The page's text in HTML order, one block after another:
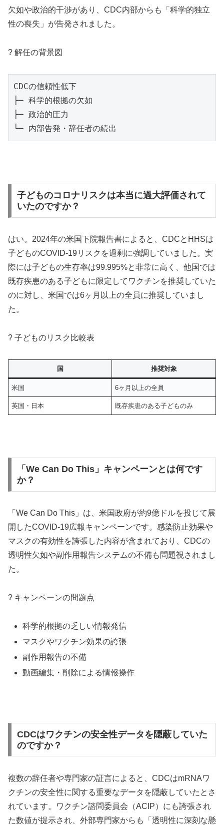
欠如や政治的干渉があり、CDC内部からも「科学的独立
性の喪失」が告発されました。
? 解任の背景図
CDCの信頼性低下
├─ 科学的根拠の欠如
├─ 政治的圧力
子どものコロナリスクは本当に過大評価されて
いたのですか？
はい。2024年の米国下院報告書によると、CDCとHHSは
子どものCOVID-19リスクを過剰に強調していました。実
際には子どもの生存率は99.995%と非常に高く、他国では
既存疾患のある子どもに限定してワクチンを推奨していた
のに対し、米国では6ヶ月以上の全員に推奨していまし
た。
? 子どものリスク比較表
国 推奨対象
米国 6ヶ月以上の全員
英国・日本 既存疾患のある子どものみ
「We Can Do This」キャンペーンとは何です
か？
「We Can Do This」は、米国政府が約9億ドルを投じて展
開したCOVID-19広報キャンペーンです。感染防止効果や
マスクの有効性を誇張した内容が含まれており、CDCの
透明性欠如や副作用報告システムの不備も問題視されまし
た。
? キャンペーンの問題点
科学的根拠の乏しい情報発信
マスクやワクチン効果の誇張
副作用報告の不備
動画編集・削除による情報操作
CDCはワクチンの安全性データを隠蔽していた
のですか？
複数の辞任者や専門家の証言によると、CDCはmRNAワ
クチンの安全性に関する重要なデータを隠蔽していたとさ
れています。ワクチン諮問委員会（ACIP）にも誇張され
た数値が提示され、外部専門家からも「透明性に深刻な懸